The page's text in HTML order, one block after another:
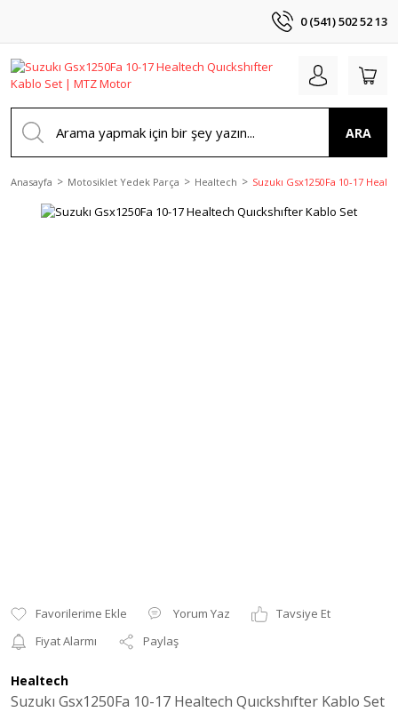
0 (541) 502 52 13
ARA
Anasayfa Motosiklet Yedek Parça Healtech Suzukı Gsx1250Fa 10-17
Yorum Yaz
Tavsiye Et
Fiyat Alarmı
Paylaş
Healtech
Suzukı Gsx1250Fa 10-17 Healtech Quıckshıfter Kablo Set